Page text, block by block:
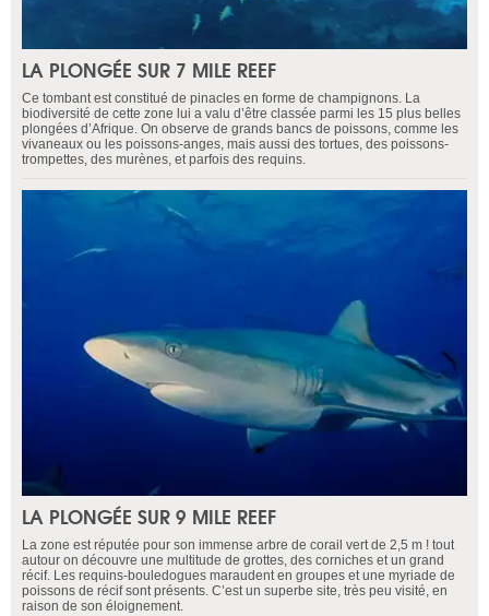
LA PLONGÉE SUR 7 MILE REEF
Ce tombant est constitué de pinacles en forme de champignons. La
biodiversité de cette zone lui a valu d’être classée parmi les 15 plus belles
plongées d’Afrique. On observe de grands bancs de poissons, comme les
vivaneaux ou les poissons-anges, mais aussi des tortues, des poissons-
trompettes, des murènes, et parfois des requins.
LA PLONGÉE SUR 9 MILE REEF
La zone est réputée pour son immense arbre de corail vert de 2,5 m ! tout
autour on découvre une multitude de grottes, des corniches et un grand
récif. Les requins-bouledogues maraudent en groupes et une myriade de
poissons de récif sont présents. C’est un superbe site, très peu visité, en
raison de son éloignement.